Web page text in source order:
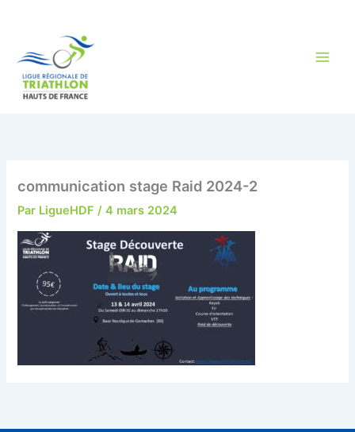
communication stage Raid 2024-2
Par LigueHDF/4 mars 2024